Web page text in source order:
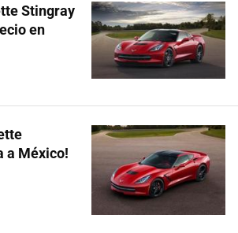
Stingray
en
a México!